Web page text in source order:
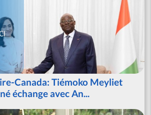
Canada: Tiémoko Meyliet
échange avec An...